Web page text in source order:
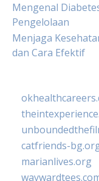
Mengenal
Pengelolaan
Menjaga
dan Cara Efektif
catfriends-
marianlives.org